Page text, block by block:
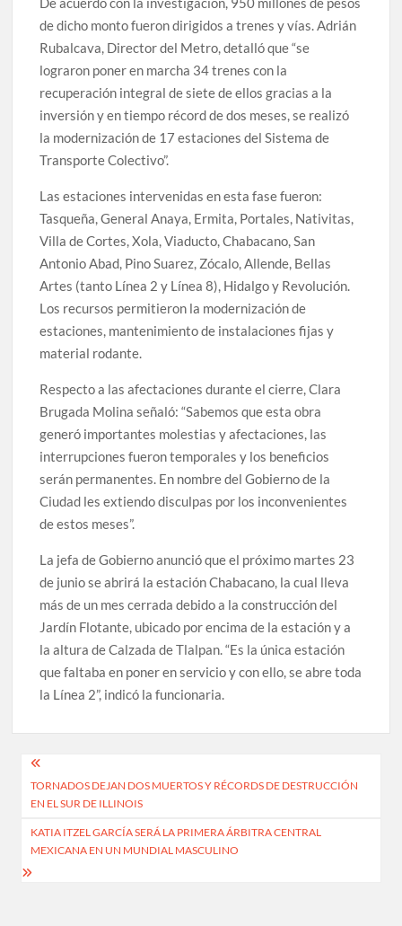
de dicho monto fueron dirigidos a trenes y vías. Adrián
Rubalcava, Director del Metro, detalló que “se
lograron poner en marcha 34 trenes con la
recuperación integral de siete de ellos gracias a la
inversión y en tiempo récord de dos meses, se realizó
la modernización de 17 estaciones del Sistema de
Transporte Colectivo”.
Las estaciones intervenidas en esta fase fueron:
Tasqueña, General Anaya, Ermita, Portales, Nativitas,
Villa de Cortes, Xola, Viaducto, Chabacano, San
Antonio Abad, Pino Suarez, Zócalo, Allende, Bellas
Artes (tanto Línea 2 y Línea 8), Hidalgo y Revolución.
Los recursos permitieron la modernización de
estaciones, mantenimiento de instalaciones fijas y
material rodante.
Respecto a las afectaciones durante el cierre, Clara
Brugada Molina señaló: “Sabemos que esta obra
generó importantes molestias y afectaciones, las
interrupciones fueron temporales y los beneficios
serán permanentes. En nombre del Gobierno de la
Ciudad les extiendo disculpas por los inconvenientes
de estos meses”.
La jefa de Gobierno anunció que el próximo martes 23
de junio se abrirá la estación Chabacano, la cual lleva
más de un mes cerrada debido a la construcción del
Jardín Flotante, ubicado por encima de la estación y a
la altura de Calzada de Tlalpan. “Es la única estación
que faltaba en poner en servicio y con ello, se abre toda
la Línea 2”, indicó la funcionaria.
Navegación
de
entradas
TORNADOS DEJAN DOS MUERTOS Y RÉCORDS DE DESTRUCCIÓN
EN EL SUR DE ILLINOIS
KATIA ITZEL GARCÍA SERÁ LA PRIMERA ÁRBITRA CENTRAL
MEXICANA EN UN MUNDIAL MASCULINO